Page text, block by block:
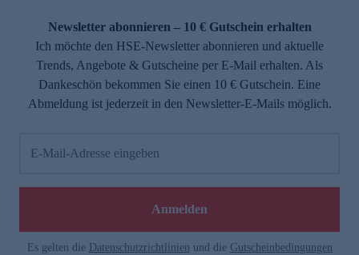
Newsletter abonnieren – 10 € Gutschein erhalten
Ich möchte den HSE-Newsletter abonnieren und aktuelle
Trends, Angebote & Gutscheine per E-Mail erhalten. Als
Dankeschön bekommen Sie einen 10 € Gutschein. Eine
Abmeldung ist jederzeit in den Newsletter-E-Mails möglich.
E-Mail-Adresse eingeben
Anmelden
Es gelten die Datenschutzrichtlinien und die Gutscheinbedingungen